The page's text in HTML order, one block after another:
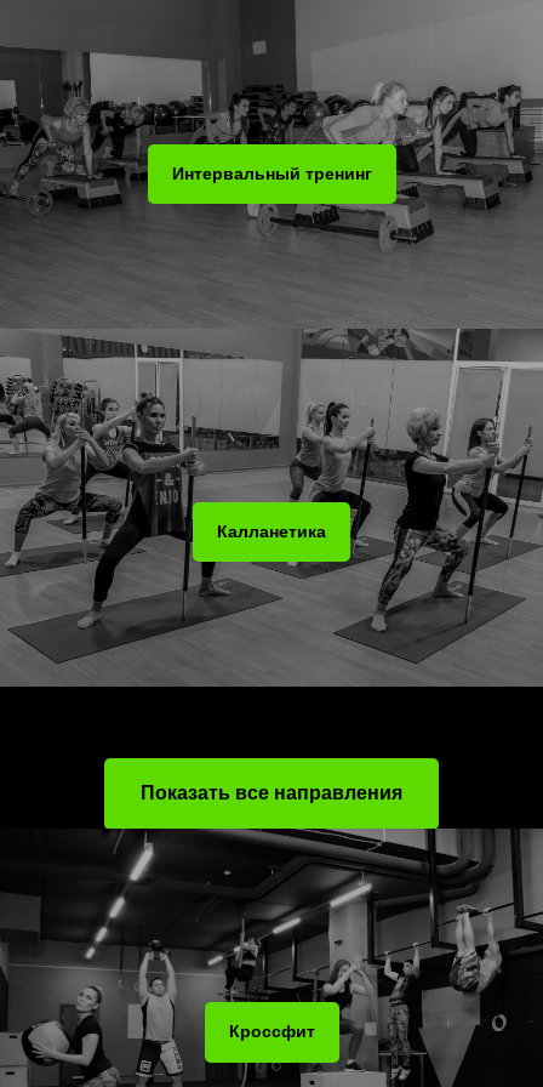
Интервальный тренинг
Калланетика
Показать все направления
Кроссфит